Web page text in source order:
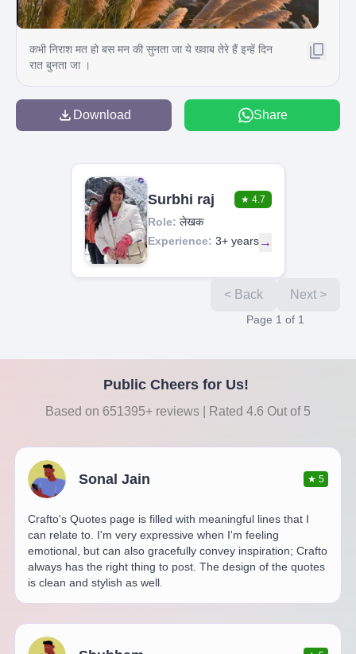
कभी निराश मत हो बस मन की सुनता जा ये ख्वाब तेरे हैं इन्हें दिन
रात बुनता जा ।
Download Share
Surbhi raj ★ 4.7
Role: लेखक
Experience: 3+ years→
< Back Next >
Page 1 of 1
Public Cheers for Us!
Based on 651395+ reviews | Rated 4.6 Out of 5
Sonal Jain ★5
Crafto's Quotes page is filled with meaningful lines that I
can relate to. I'm very expressive when I'm feeling
emotional, but can also gracefully convey inspiration; Crafto
always has the right thing to post. The design of the quotes
is clean and stylish as well.